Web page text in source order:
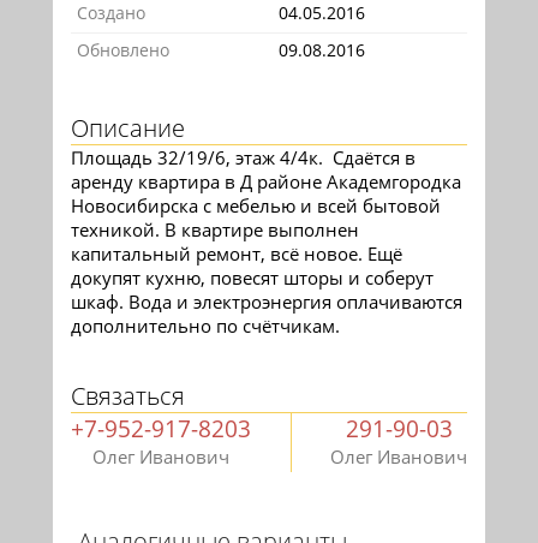
Создано
04.05.2016
Обновлено
09.08.2016
Описание
Площадь 32/19/6, этаж 4/4к. Сдаётся в
аренду квартира в Д районе Академгородка
Новосибирска с мебелью и всей бытовой
техникой. В квартире выполнен
капитальный ремонт, всё новое. Ещё
докупят кухню, повесят шторы и соберут
шкаф. Вода и электроэнергия оплачиваются
дополнительно по счётчикам.
Связаться
+7-952-917-8203
Олег Иванович
291-90-03
Олег Иванович